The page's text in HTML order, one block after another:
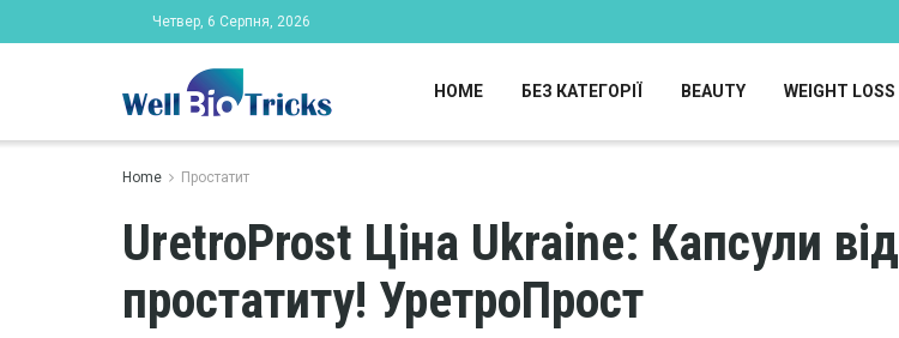
Четвер, 6 Серпня, 2026
HOME БЕЗ КАТЕГОРІЇ BEAUTY WEIGHT LOSS
Home Простатит
UretroProst Ціна Ukraine: Капсули від
простатиту! УретроПрост